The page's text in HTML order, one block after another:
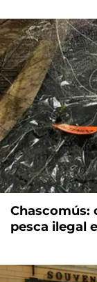
Chascomús:
pesca ilegal